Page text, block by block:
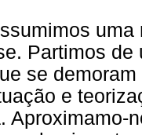
Partimos
se
e
Aproximamo-